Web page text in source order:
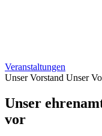
Veranstaltungen
Unser Vorstand Unser
Unser
vor